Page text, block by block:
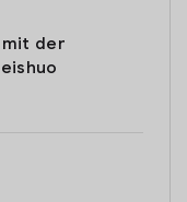
mit der